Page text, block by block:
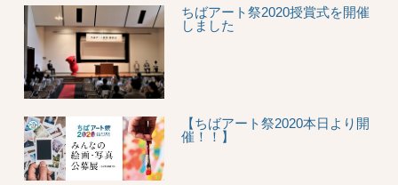
ちばアート祭2020授賞式を開催
しました
【ちばアート祭2020本日より開
催！！】